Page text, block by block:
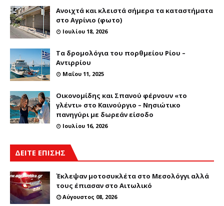
Ανοιχτά και κλειστά σήμερα τα καταστήματα
στο Αγρίνιο (φωτο)
Ιουλίου 18, 2026
Τα δρομολόγια του πορθμείου Ρίου –
Αντιρρίου
Μαΐου 11, 2025
Οικονομίδης και Σπανού φέρνουν «το
γλέντι» στο Καινούργιο – Νησιώτικο
πανηγύρι με δωρεάν είσοδο
Ιουλίου 16, 2026
ΔΕΙΤΕ ΕΠΙΣΗΣ
Έκλεψαν μοτοσυκλέτα στο Μεσολόγγι αλλά
τους έπιασαν στο Αιτωλικό
Αύγουστος 08, 2026